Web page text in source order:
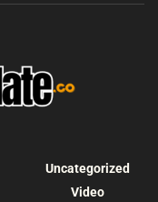
Uncategorized
Video